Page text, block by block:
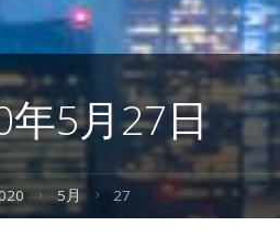
ツ
へ
ス
キ
年5月27日
5月 27